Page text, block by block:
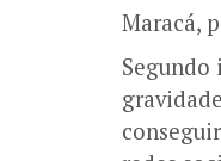
Maracá,
Segundo